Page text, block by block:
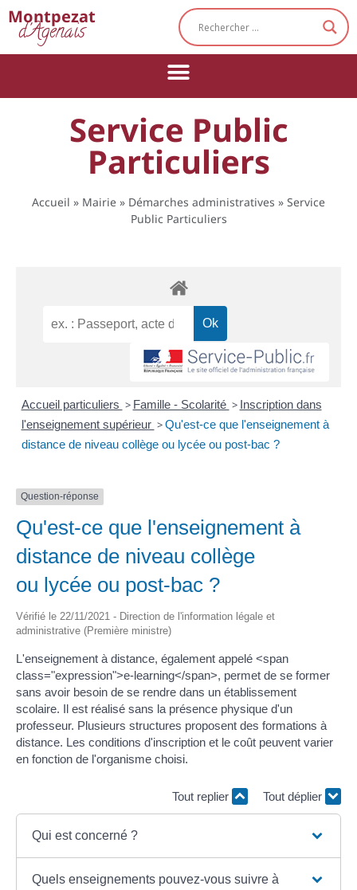
Montpezat
d'Agenais
Service Public
Particuliers
Accueil » Mairie » Démarches administratives » Service
Public Particuliers
Accueil particuliers > Famille - Scolarité > Inscription dans
l'enseignement supérieur > Qu'est-ce que l'enseignement à
distance de niveau collège ou lycée ou post-bac ?
Question-réponse
Qu'est-ce que l'enseignement à
distance de niveau collège
ou lycée ou post-bac ?
Vérifié le 22/11/2021 - Direction de l'information légale et
administrative (Première ministre)
L'enseignement à distance, également appelé <span
class="expression">e-learning</span>, permet de se former
sans avoir besoin de se rendre dans un établissement
scolaire. Il est réalisé sans la présence physique d'un
professeur. Plusieurs structures proposent des formations à
distance. Les conditions d'inscription et le coût peuvent varier
en fonction de l'organisme choisi.
Tout replier Tout déplier
Qui est concerné ?
Quels enseignements pouvez-vous suivre à
Cookies management panel